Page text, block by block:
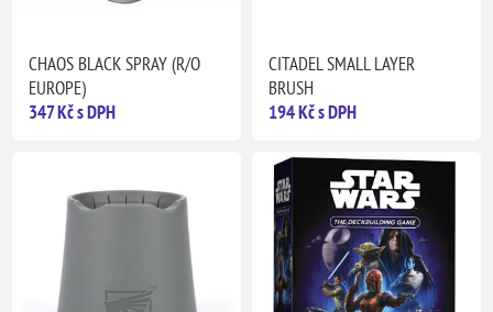
CHAOS BLACK SPRAY (R/O
EUROPE)
347 Kč s DPH
CITADEL SMALL LAYER
BRUSH
194 Kč s DPH